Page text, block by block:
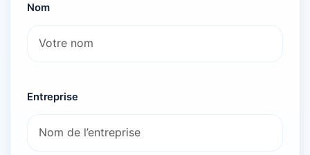
Nom
Entreprise